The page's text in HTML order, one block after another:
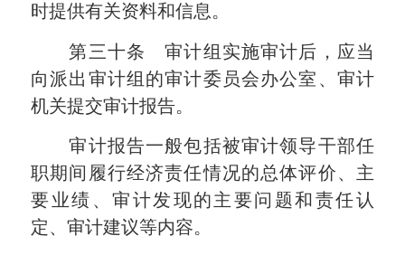
时提供有关资料和信息。
第三十条 审计组实施审计后，应当
向派出审计组的审计委员会办公室、审计
机关提交审计报告。
审计报告一般包括被审计领导干部任
职期间履行经济责任情况的总体评价、主
要业绩、审计发现的主要问题和责任认
定、审计建议等内容。